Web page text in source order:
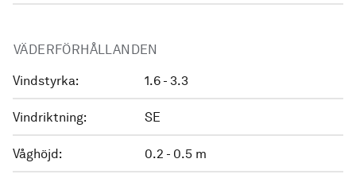
VÄDERFÖRHÅLLANDEN
Vindstyrka: 1.6 - 3.3
Vindriktning: SE
Våghöjd: 0.2 - 0.5 m